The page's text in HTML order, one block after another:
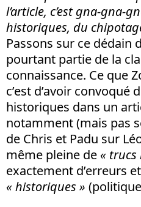
l’article, c’est gna-gna-
historiques, du
Passons sur ce dédain
pourtant partie de la
connaissance. Ce que
c’est d’avoir convoqué
historiques dans un
notamment (mais pas
de Chris et Padu sur
même pleine de « trucs
exactement d’erreurs
« historiques »